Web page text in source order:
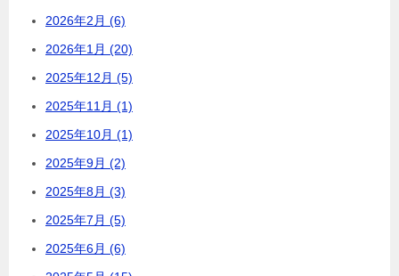
2026年2月 (6)
2026年1月 (20)
2025年12月 (5)
2025年11月 (1)
2025年10月 (1)
2025年9月 (2)
2025年8月 (3)
2025年7月 (5)
2025年6月 (6)